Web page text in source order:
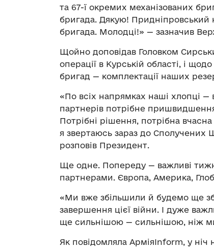
та 67-ї окремих механізованих
бригада. Дякую! Придніпровський
бригада. Молодці!» — зазначив
Щойно доповідав Головком
операції в Курській області, і
бригад — комплектації наших
«По всіх напрямках наші хлопці
партнерів потрібне
Потрібні рішення, потрібна
я звертаюсь зараз до Сполучених
розповів Президент.
Ще одне. Попереду — важливі
партнерами. Європа, Америка,
«Ми вже збільшили й будемо ще
завершення цієї війни. І дуже
ще сильнішою — сильнішою, ніж
Як повідомляла АрміяInform, у ніч